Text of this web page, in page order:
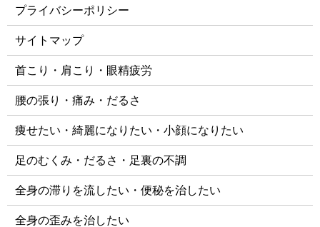
プライバシーポリシー
サイトマップ
首こり・肩こり・眼精疲労
腰の張り・痛み・だるさ
痩せたい・綺麗になりたい・小顔になりたい
足のむくみ・だるさ・足裏の不調
全身の滞りを流したい・便秘を治したい
全身の歪みを治したい